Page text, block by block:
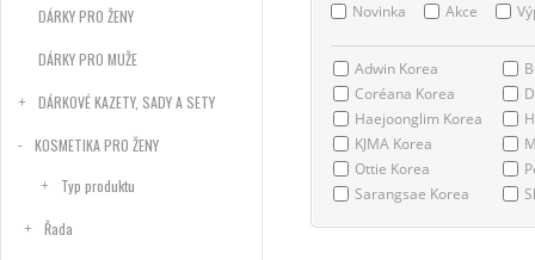
DÁRKY PRO ŽENY
DÁRKY PRO MUŽE
DÁRKOVÉ KAZETY, SADY A SETY
KOSMETIKA PRO ŽENY
Typ produktu
Řada
Novinka Akce
Adwin Korea
Coréana Korea
Haejoonglim Korea
KJMA Korea
Ottie Korea
Sarangsae Korea